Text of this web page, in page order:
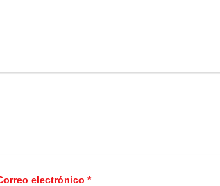
electrónico *